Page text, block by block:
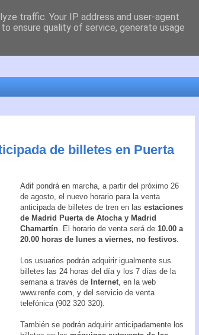
de billetes en Puerta
Adif pondrá en marcha, a partir del próximo 26
de agosto, el nuevo horario para la venta
anticipada de billetes de tren en las estaciones
de Madrid Puerta de Atocha y Madrid
Chamartín . El horario de venta será de 10.00 a
20.00 horas de lunes a viernes, no festivos
Los usuarios podrán adquirir igualmente sus
billetes las 24 horas del día y los 7 días de la
semana a través de Internet , en la web
www.renfe.com, y del servicio de venta
telefónica (902 320 320).
También se podrán adquirir anticipadamente los
traffic. Your IP address and user-agent
ensure quality of service, generate usage